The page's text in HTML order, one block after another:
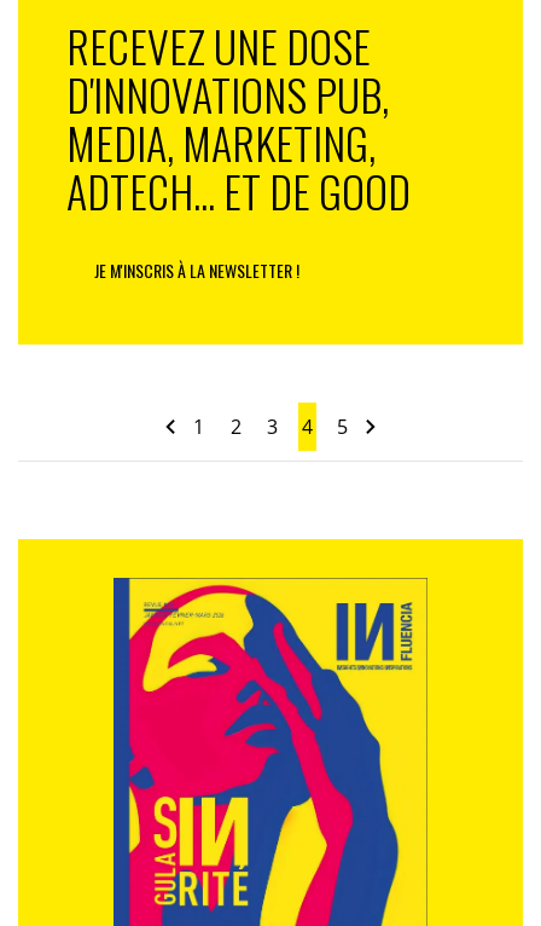
RECEVEZ UNE DOSE
D'INNOVATIONS PUB,
MEDIA, MARKETING,
ADTECH... ET DE GOOD
JE M'INSCRIS À LA NEWSLETTER !
1 2 3 4 5